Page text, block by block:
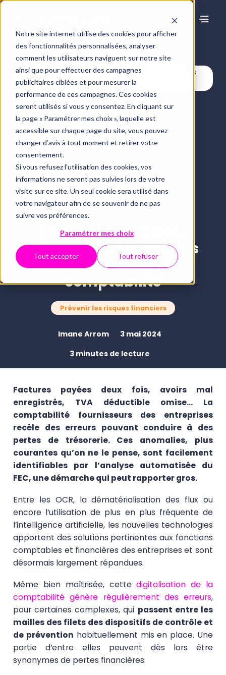
Notre site internet utilise des cookies pour afficher
des fonctionnalités personnalisées, analyser
comment les utilisateurs naviguent sur notre site
ainsi que pour effectuer des campagnes
publicitaires ciblées et pour mesurer la
performance de ces campagnes. Ces cookies
seront utilisés si vous y consentez. En cliquant sur
la page « Paramétrer mes choix », laquelle est
accessible sur chaque page du site, vous pouvez
changer d’avis à tout moment et retirer votre
consentement.
Si vous refusez l'utilisation des cookies, vos
informations ne seront pas suivies lors de votre
visite sur ce site. Un seul cookie sera utilisé dans
votre navigateur afin de se souvenir de ne pas
suivre vos préférences.
Paramétrer mes choix
Tout accepter Tout refuser
Centre de ressources
Analyser le FEC pour
détecter des montants
perdus dans la
comptabilité
Prévenir les risques financiers
Imane Arrom
3 mai 2024
3 minutes de lecture
Factures payées deux fois, avoirs mal
enregistrés, TVA déductible omise… La
comptabilité fournisseurs des entreprises
recèle des erreurs pouvant conduire à des
pertes de trésorerie. Ces anomalies, plus
courantes qu’on ne le pense, sont facilement
identifiables par l’analyse automatisée du
FEC, une démarche qui peut rapporter gros.
Entre les OCR, la dématérialisation des flux ou
encore l’utilisation de plus en plus fréquente de
l’intelligence artificielle, les nouvelles technologies
apportent des solutions pertinentes aux fonctions
comptables et financières des entreprises et sont
désormais largement répandues.
Même bien maîtrisée, cette digitalisation de la
comptabilité génère régulièrement des erreurs,
pour certaines complexes, qui passent entre les
mailles des filets des dispositifs de contrôle et
de prévention habituellement mis en place. Une
partie d’entre elles peuvent dès lors être
synonymes de pertes financières.